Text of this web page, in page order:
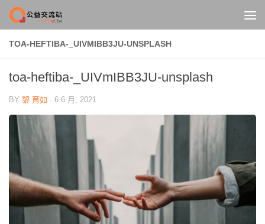
Skip to content
TOA-HEFTIBA-_UIVMIBB3JU-UNSPLASH
toa-heftiba-_UIVmIBB3JU-unsplash
BY 黎 育如 · 6 6 月, 2021